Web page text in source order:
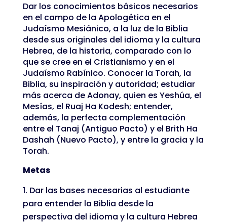
Dar los conocimientos básicos necesarios
en el campo de la Apologética en el
Judaísmo Mesiánico, a la luz de la Biblia
desde sus originales del idioma y la cultura
Hebrea, de la historia, comparado con lo
que se cree en el Cristianismo y en el
Judaísmo Rabínico. Conocer la Torah, la
Biblia, su inspiración y autoridad; estudiar
más acerca de Adonay, quien es Yeshúa, el
Mesías, el Ruaj Ha Kodesh; entender,
además, la perfecta complementación
entre el Tanaj (Antiguo Pacto) y el Brith Ha
Dashah (Nuevo Pacto), y entre la gracia y la
Torah.
Metas
Dar las bases necesarias al estudiante
para entender la Biblia desde la
perspectiva del idioma y la cultura Hebrea